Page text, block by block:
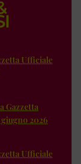
Ufficiale
Gazzetta
2026
Ufficiale